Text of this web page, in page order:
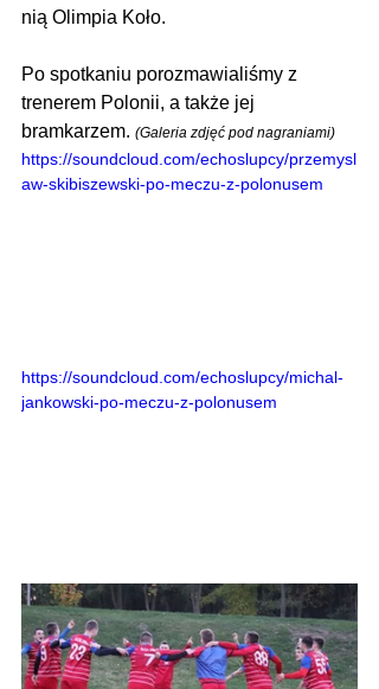
nią Olimpia Koło.
Po spotkaniu porozmawialiśmy z
trenerem Polonii, a także jej
bramkarzem. (Galeria zdjęć pod nagraniami)
https://soundcloud.com/echoslupcy/przemysl
aw-skibiszewski-po-meczu-z-polonusem
https://soundcloud.com/echoslupcy/michal-
jankowski-po-meczu-z-polonusem